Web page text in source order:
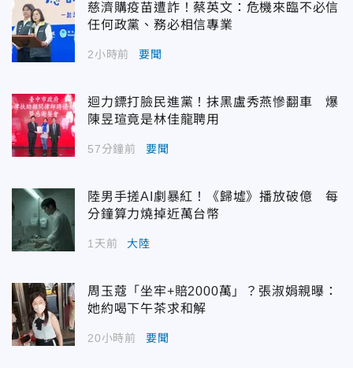
慈濟購疫苗遭詐！蔡英文：危機來臨不必信
任何政黨、務必相信專業
2小時前 要聞
迴力鏢打臉民進黨！抹黑盧秀燕慘翻車 爆
陳昱瑄竟是林佳龍聘用
57分鐘前 要聞
陸男手搓AI劇暴紅！《歸墟》播放破億 每
分鐘算力燒掉近萬台幣
1天前 大陸
周玉蔻「坐牢+賠2000萬」？張淑娟親曝：
她約喝下午茶求和解
20小時前 要聞